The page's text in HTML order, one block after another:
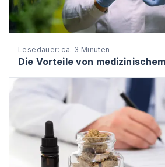
Lesedauer: ca. 3 Minuten
Die Vorteile von